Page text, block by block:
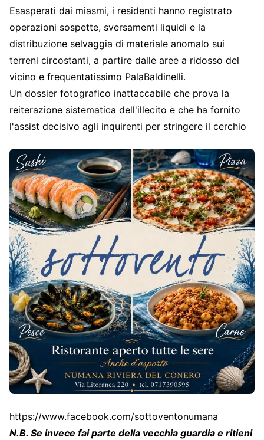
Esasperati dai miasmi, i residenti hanno registrato
operazioni sospette, sversamenti liquidi e la
distribuzione selvaggia di materiale anomalo sui
terreni circostanti, a partire dalle aree a ridosso del
vicino e frequentatissimo PalaBaldinelli.
Un dossier fotografico inattaccabile che prova la
reiterazione sistematica dell'illecito e che ha fornito
l'assist decisivo agli inquirenti per stringere il cerchio
https://www.facebook.com/sottoventonumana
N.B. Se invece fai parte della vecchia guardia e ritieni